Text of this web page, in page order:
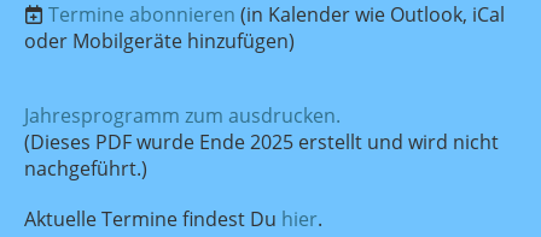
Termine abonnieren (in Kalender wie Outlook, iCal
oder Mobilgeräte hinzufügen)
Jahresprogramm zum ausdrucken.
(Dieses PDF wurde Ende 2025 erstellt und wird nicht
nachgeführt.)
Aktuelle Termine findest Du hier.